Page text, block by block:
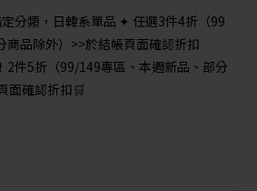
分類，日韓系單品 ✦ 任選3件4折（99
商品除外）>>於結帳頁面確認折扣
2件5折（99/149專區、本週新品、部分
面確認折扣🛒